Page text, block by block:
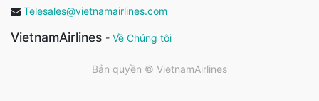
Telesales@vietnamairlines.com
VietnamAirlines - Về Chúng tôi
Bản quyền © VietnamAirlines